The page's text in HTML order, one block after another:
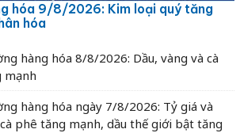
hóa 9/8/2026: Kim loại quý tăng
hóa
hàng hóa 8/8/2026: Dầu, vàng và cà
mạnh
hàng hóa ngày 7/8/2026: Tỷ giá và
phê tăng mạnh, dầu thế giới bật tăng